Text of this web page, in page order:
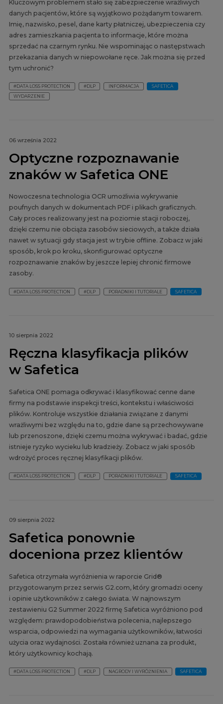
Kluczowym problemem stało się zabezpieczenie wrażliwych
danych pacjentów, które są wyjątkowo pożądanym towarem.
Imię, nazwisko, pesel, dane karty płatniczej, ubezpieczenia czy
adres zamieszkania pacjenta to informacje, które można
sprzedać na czarnym rynku. Nie wspominając o następstwach
przekazania danych w niepowołane ręce. Jak można się przed
tym uchronić?
#DATA LOSS PROTECTION #DLP INFORMACJA
SAFETICA
WYDARZENIE
06 września 2022
Optyczne rozpoznawanie
znaków w Safetica ONE
Nowoczesna technologia OCR umożliwia wykrywanie
poufnych danych w dokumentach PDF i plikach graficznych.
Cały proces realizowany jest na poziomie stacji roboczej,
dzięki czemu nie obciąża zasobów sieciowych, a także działa
nawet w sytuacji gdy stacja jest w trybie offline. Zobacz w jaki
sposób, krok po kroku, skonfigurować optyczne
rozpoznawanie znaków by jeszcze lepiej chronić firmowe
zasoby.
#DATA LOSS PROTECTION #DLP PORADNIKI I TUTORIALE SAFETICA
10 sierpnia 2022
Ręczna klasyfikacja plików
w Safetica
Safetica ONE pomaga odkrywać i klasyfikować cenne dane
firmy na podstawie inspekcji treści, kontekstu i właściwości
plików. Kontroluje wszystkie działania związane z danymi
wrażliwymi bez względu na to, gdzie dane są przechowywane
lub przenoszone, dzięki czemu można wykrywać i badać, gdzie
istnieje ryzyko wycieku lub kradzieży. Zobacz w jaki sposób
wdrożyć proces ręcznej klasyfikacji plików.
#DATA LOSS PROTECTION #DLP PORADNIKI I TUTORIALE SAFETICA
09 sierpnia 2022
Safetica ponownie
doceniona przez klientów
Safetica otrzymała wyróżnienia w raporcie Grid®
przygotowanym przez serwis G2.com, który gromadzi oceny
i opinie użytkowników z całego świata. W najnowszym
zestawieniu G2 Summer 2022 firmę Safetica wyróżniono pod
względem: prawdopodobieństwa polecenia, najlepszego
wsparcia, odpowiedzi na wymagania użytkowników, łatwości
użycia oraz wydajności. Została również uznana za produkt,
który użytkownicy kochają.
#DATA LOSS PROTECTION #DLP NAGRODY I WYRÓŻNIENIA SAFETICA